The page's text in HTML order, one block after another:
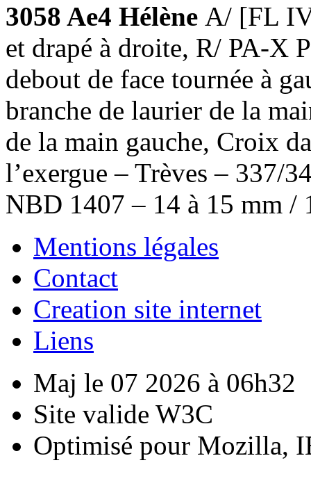
3058 Ae4 Hélène A/ [FL
et drapé à droite, R/ PA-X
debout de face tournée à
branche de laurier de la
de la main gauche, Croix
l’exergue – Trèves – 337/
NBD 1407 – 14 à 15 mm /
Mentions légales
Contact
Creation site internet
Liens
Maj le 07 2026 à 06h32
Site valide W3C
Optimisé pour Mozilla,